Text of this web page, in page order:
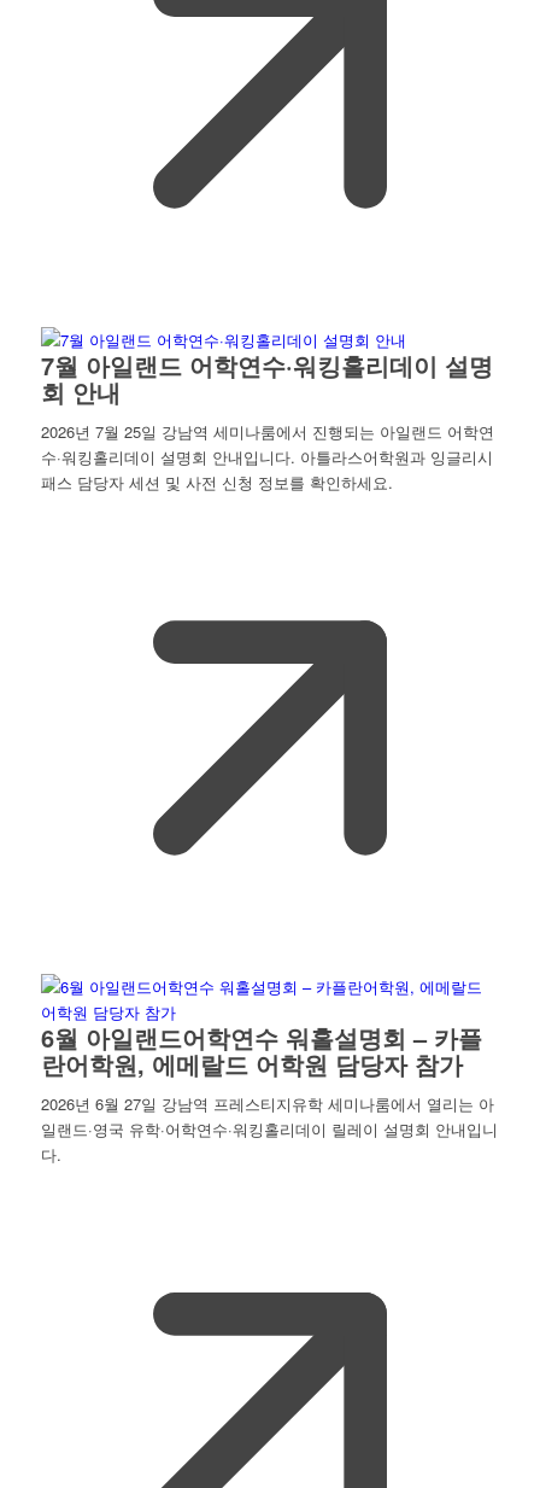
7월 아일랜드 어학연수·워킹홀리데이 설명
회 안내
2026년 7월 25일 강남역 세미나룸에서 진행되는 아일랜드 어학연
수·워킹홀리데이 설명회 안내입니다. 아틀라스어학원과 잉글리시
패스 담당자 세션 및 사전 신청 정보를 확인하세요.
6월 아일랜드어학연수 워홀설명회 – 카플
란어학원, 에메랄드 어학원 담당자 참가
2026년 6월 27일 강남역 프레스티지유학 세미나룸에서 열리는 아
일랜드·영국 유학·어학연수·워킹홀리데이 릴레이 설명회 안내입니
다.